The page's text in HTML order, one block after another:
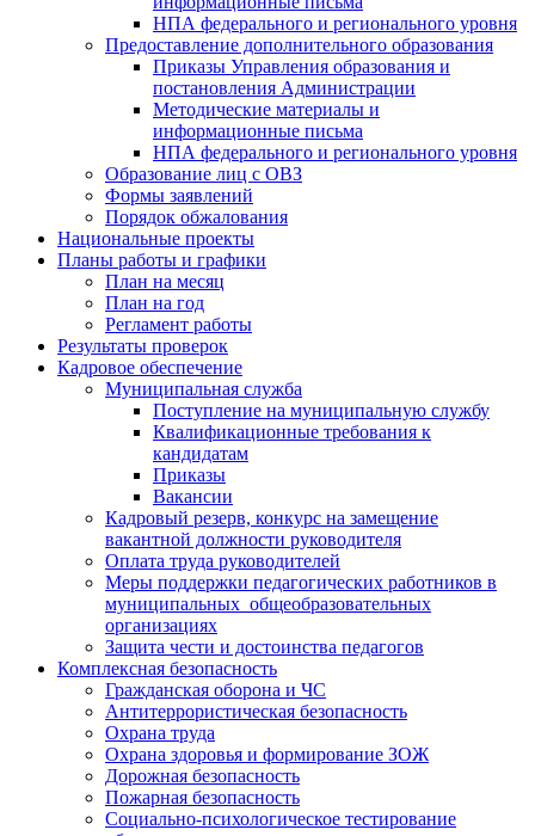
НПА федерального и регионального уровня
Предоставление дополнительного образования
Приказы Управления образования и
постановления Администрации
Методические материалы и
информационные письма
НПА федерального и регионального уровня
Образование лиц с ОВЗ
Формы заявлений
Порядок обжалования
Национальные проекты
Планы работы и графики
План на месяц
План на год
Регламент работы
Результаты проверок
Кадровое обеспечение
Муниципальная служба
Поступление на муниципальную службу
Квалификационные требования к
кандидатам
Приказы
Вакансии
Кадровый резерв, конкурс на замещение
вакантной должности руководителя
Оплата труда руководителей
Меры поддержки педагогических работников в
муниципальных общеобразовательных
организациях
Защита чести и достоинства педагогов
Комплексная безопасность
Гражданская оборона и ЧС
Антитеррористическая безопасность
Охрана труда
Охрана здоровья и формирование ЗОЖ
Дорожная безопасность
Пожарная безопасность
Социально-психологическое тестирование